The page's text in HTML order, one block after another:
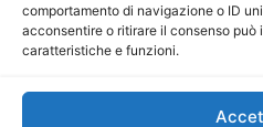
comportamento di navigazione o ID
acconsentire o ritirare il consenso
caratteristiche e funzioni.
Direttore
P.IVA: